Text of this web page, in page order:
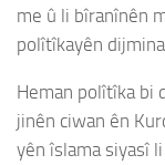
me û li bîranînên
polîtîkayên
Heman polîtîka bi
jinên ciwan ên
yên îslama siyasî